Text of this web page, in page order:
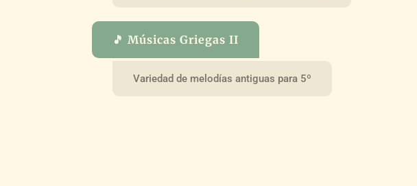
🎵 Músicas Griegas II
Variedad de melodías antiguas para 5º